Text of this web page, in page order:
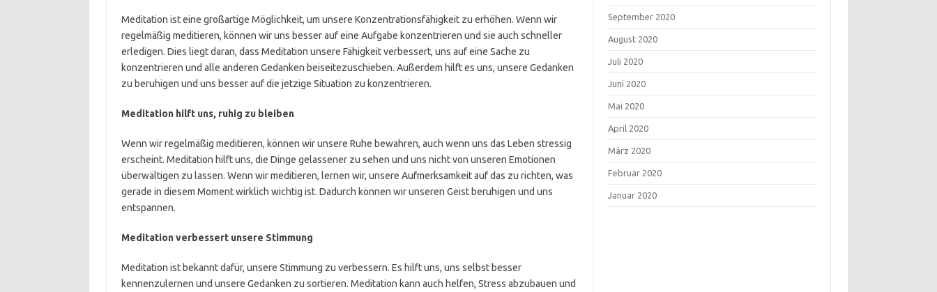
Meditation ist eine großartige Möglichkeit, um unsere Konzentrationsfähigkeit zu erhöhen. Wenn wir
regelmäßig meditieren, können wir uns besser auf eine Aufgabe konzentrieren und sie auch schneller
erledigen. Dies liegt daran, dass Meditation unsere Fähigkeit verbessert, uns auf eine Sache zu
konzentrieren und alle anderen Gedanken beiseitezuschieben. Außerdem hilft es uns, unsere Gedanken
zu beruhigen und uns besser auf die jetzige Situation zu konzentrieren.
Meditation hilft uns, ruhig zu bleiben
Wenn wir regelmäßig meditieren, können wir unsere Ruhe bewahren, auch wenn uns das Leben stressig
erscheint. Meditation hilft uns, die Dinge gelassener zu sehen und uns nicht von unseren Emotionen
überwältigen zu lassen. Wenn wir meditieren, lernen wir, unsere Aufmerksamkeit auf das zu richten, was
gerade in diesem Moment wirklich wichtig ist. Dadurch können wir unseren Geist beruhigen und uns
entspannen.
Meditation verbessert unsere Stimmung
Meditation ist bekannt dafür, unsere Stimmung zu verbessern. Es hilft uns, uns selbst besser
kennenzulernen und unsere Gedanken zu sortieren. Meditation kann auch helfen, Stress abzubauen und
September 2020
August 2020
Juli 2020
Juni 2020
Mai 2020
April 2020
März 2020
Februar 2020
Januar 2020